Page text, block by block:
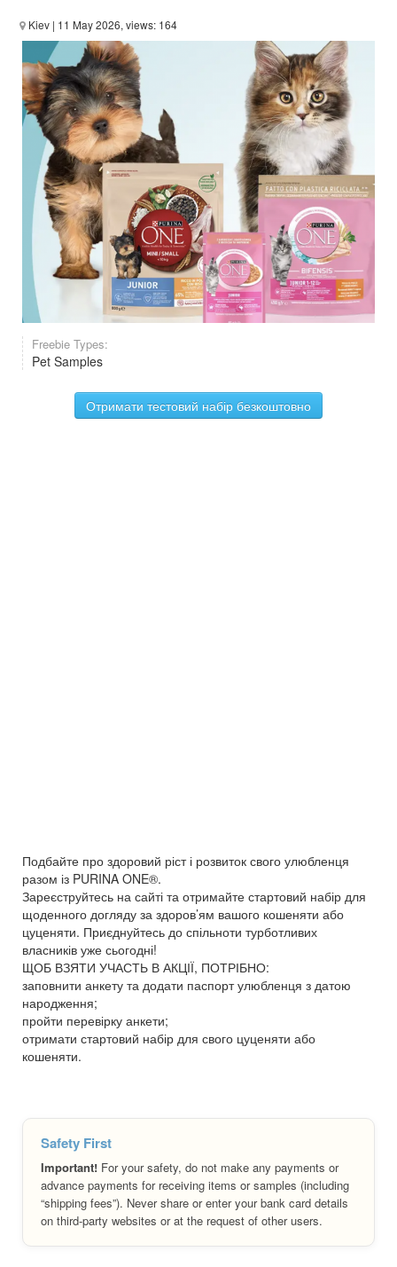
Kiev | 11 May 2026, views: 164
Freebie Types:
Pet Samples
Отримати тестовий набір безкоштовно
Подбайте про здоровий ріст і розвиток свого улюбленця
разом із PURINA ONE®.
Зареєструйтесь на сайті та отримайте стартовий набір для
щоденного догляду за здоров’ям вашого кошеняти або
цуценяти. Приєднуйтесь до спільноти турботливих
власників уже сьогодні!
ЩОБ ВЗЯТИ УЧАСТЬ В АКЦІЇ, ПОТРІБНО:
заповнити анкету та додати паспорт улюбленця з датою
народження;
пройти перевірку анкети;
отримати стартовий набір для свого цуценяти або
кошеняти.
Safety First
Important! For your safety, do not make any payments or
advance payments for receiving items or samples (including
“shipping fees”). Never share or enter your bank card details
on third-party websites or at the request of other users.